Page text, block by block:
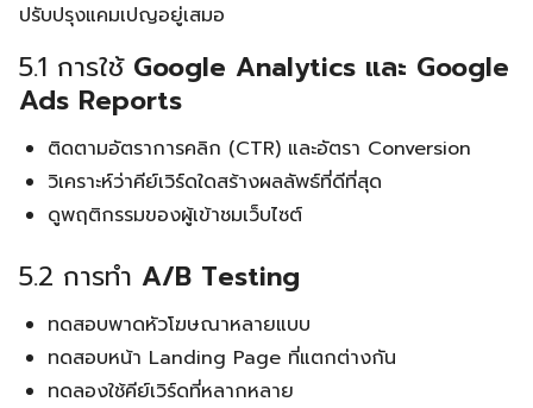
ปรับปรุงแคมเปญอยู่เสมอ
5.1 การใช้ Google Analytics และ Google
Ads Reports
ติดตามอัตราการคลิก (CTR) และอัตรา Conversion
วิเคราะห์ว่าคีย์เวิร์ดใดสร้างผลลัพธ์ที่ดีที่สุด
ดูพฤติกรรมของผู้เข้าชมเว็บไซต์
5.2 การทำ A/B Testing
ทดสอบพาดหัวโฆษณาหลายแบบ
ทดสอบหน้า Landing Page ที่แตกต่างกัน
ทดลองใช้คีย์เวิร์ดที่หลากหลาย